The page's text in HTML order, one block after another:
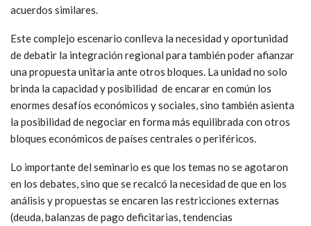
acuerdos similares.
Este complejo escenario conlleva la necesidad y oportunidad
de debatir la integración regional para también poder afianzar
una propuesta unitaria ante otros bloques. La unidad no solo
brinda la capacidad y posibilidad de encarar en común los
enormes desafíos económicos y sociales, sino también asienta
la posibilidad de negociar en forma más equilibrada con otros
bloques económicos de países centrales o periféricos.
Lo importante del seminario es que los temas no se agotaron
en los debates, sino que se recalcó la necesidad de que en los
análisis y propuestas se encaren las restricciones externas
(deuda, balanzas de pago deficitarias, tendencias